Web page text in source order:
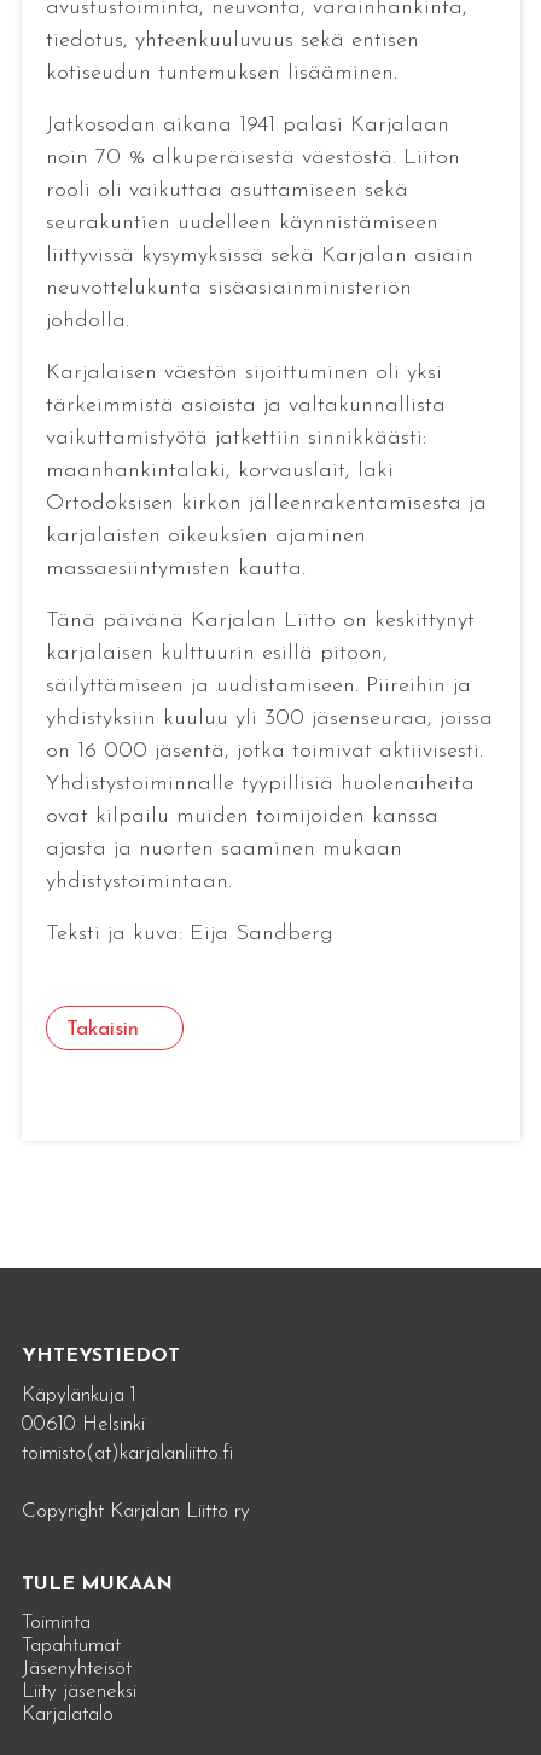
avustustoiminta, neuvonta, varainhankinta,
tiedotus, yhteenkuuluvuus sekä entisen
kotiseudun tuntemuksen lisääminen.
Jatkosodan aikana 1941 palasi Karjalaan
noin 70 % alkuperäisestä väestöstä. Liiton
rooli oli vaikuttaa asuttamiseen sekä
seurakuntien uudelleen käynnistämiseen
liittyvissä kysymyksissä sekä Karjalan asiain
neuvottelukunta sisäasiainministeriön
johdolla.
Karjalaisen väestön sijoittuminen oli yksi
tärkeimmistä asioista ja valtakunnallista
vaikuttamistyötä jatkettiin sinnikkäästi:
maanhankintalaki, korvauslait, laki
Ortodoksisen kirkon jälleenrakentamisesta ja
karjalaisten oikeuksien ajaminen
massaesiintymisten kautta.
Tänä päivänä Karjalan Liitto on keskittynyt
karjalaisen kulttuurin esillä pitoon,
säilyttämiseen ja uudistamiseen. Piireihin ja
yhdistyksiin kuuluu yli 300 jäsenseuraa, joissa
on 16 000 jäsentä, jotka toimivat aktiivisesti.
Yhdistystoiminnalle tyypillisiä huolenaiheita
ovat kilpailu muiden toimijoiden kanssa
ajasta ja nuorten saaminen mukaan
yhdistystoimintaan.
Teksti ja kuva: Eija Sandberg
Takaisin
YHTEYSTIEDOT
Käpylänkuja 1
00610 Helsinki
toimisto(at)karjalanliitto.fi
Copyright Karjalan Liitto ry
TULE MUKAAN
Toiminta
Tapahtumat
Jäsenyhteisöt
Liity jäseneksi
Karjalatalo